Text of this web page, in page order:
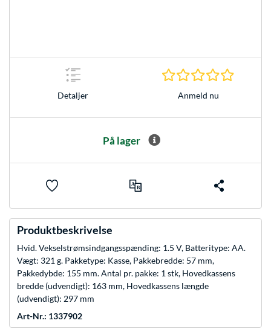
Detaljer Anmeld nu
På lager
Produktbeskrivelse
Hvid. Vekselstrømsindgangsspænding: 1.5 V, Batteritype: AA.
Vægt: 321 g. Pakketype: Kasse, Pakkebredde: 57 mm,
Pakkedybde: 155 mm. Antal pr. pakke: 1 stk, Hovedkassens
bredde (udvendigt): 163 mm, Hovedkassens længde
(udvendigt): 297 mm
Art-Nr.: 1337902